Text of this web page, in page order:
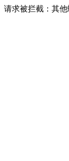
请求被拦截：其他